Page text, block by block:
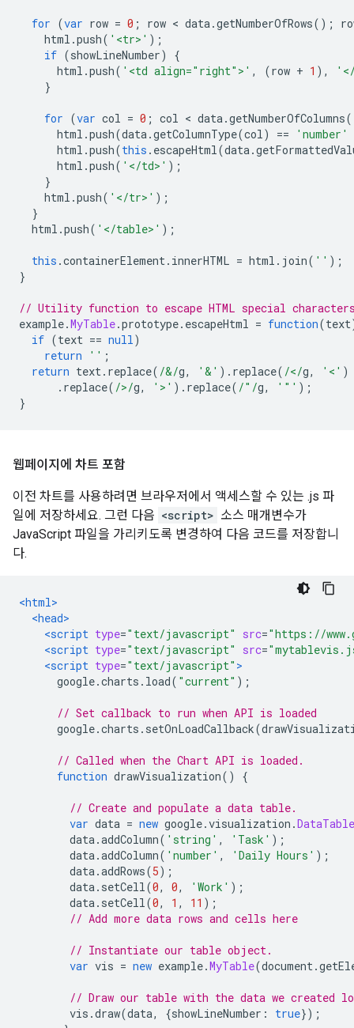
for (var row = 0 ; row < data.getNumberOfRows();
html .push( '<tr>' );
if (showLineNumber)
{
html .push( '<td align="right">' , (row + 1 ),
}
for (var col = 0 ; col < data.getNumberOfColumns
html .push(data.getColumnType(col) ==
'number'
html .push(this . escapeHtml(data.
html .push( '</td>' );
}
html .push( '</tr>' );
}
html .push( '</table>' );
this .containerElement. innerHTML = html . join( '' );
}
// Utility function to escape HTML special
example.MyTable.prototype. escapeHtml = function(text
if (text == null)
return
'' ;
return text. replace( /&/g, '&' ). replace( /</g, '<' )
. replace( />/g, '>' ). replace( /"/g, '"' );
}
웹페이지에 차트 포함
이전 차트를 사용하려면 브라우저에서 액세스할 수 있는 .js 파
일에 저장하세요. 그런 다음 <script> 소스 매개변수가
JavaScript 파일을 가리키도록 변경하여 다음 코드를 저장합니
다.
<html>
<head>
<script type="text/javascript" src="https://
<script type="text/javascript" src=
<script type="text/javascript" >
google.charts . load( "current" );
// Set callback to run when API is loaded
google.charts . setOnLoadCallback(
// Called when the Chart API is loaded.
function drawVisualization() {
// Create and populate a data table.
var data = new google.visualization .DataTable
data.addColumn( 'string' , 'Task' );
data.addColumn( 'number' , 'Daily Hours' );
data.addRows(5);
data. setCell(0, 0, 'Work' );
data. setCell(0, 1 , 11 );
// Add more data rows and cells here
// Instantiate our table object.
var vis = new example.MyTable(document.
// Draw our table with the data we created
vis .draw(data, {showLineNumber : true});